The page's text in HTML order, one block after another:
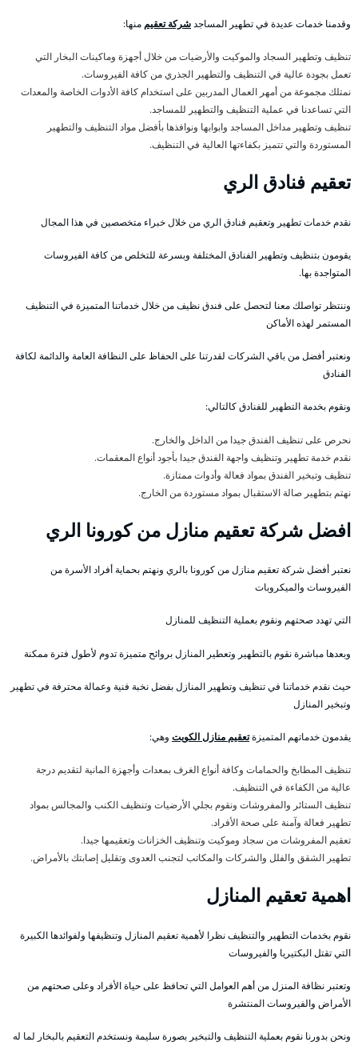
وقدمنا خدمات عديدة في تطهير المساجدشركة تعقيم منها:
تنظيف وتطهير السجاد والموكيت والأرضيات من خلال أجهزة وماكينات البخار التي
تعمل بجودة عالية في التنظيف والتطهير الجذري من كافة الفيروسات.
نمتلك مجموعة من أمهر العمال المدربين على استخدام كافة الأدوات الخاصة والمعدات
التي تساعدنا في عملية التنظيف والتطهير للمساجد.
تنظيف وتطهير مداخل المساجد وابوابها ونوافذها بأفضل مواد التنظيف والتطهير
المستوردة والتي تتميز بكفاءتها العالية في التنظيف.
تعقيم فنادق الري
نقدم خدمات تطهير وتعقيم فنادق الري من خلال خبراء متخصصين في هذا المجال
يقومون بتنظيف وتطهير الفنادق المختلفة وبسرعة للتخلص من كافة الفيروسات
المتواجدة بها.
وننتظر تواصلك معنا لتحصل على فندق نظيف من خلال خدماتنا المتميزة في التنظيف
المستمر لهذه الأماكن
ونعتبر أفضل من باقي الشركات لقدرتنا على الحفاظ على النظافة العامة والدائمة لكافة
الفنادق
ونقوم بخدمة التطهير للفنادق كالتالي:
نحرص على تنظيف الفندق جيدا من الداخل والخارج.
نقدم خدمة تطهير وتنظيف واجهة الفندق جيدا بأجود أنواع المعقمات.
تنظيف وتبخير الفندق بمواد فعالة وأدوات ممتازة.
نهتم بتطهير صالة الاستقبال بمواد مستوردة من الخارج.
افضل شركة تعقيم منازل من كورونا الري
نعتبر أفضل شركة تعقيم منازل من كورونا بالري ونهتم بحماية أفراد الأسرة من
الفيروسات والميكروبات
التي تهدد صحتهم ونقوم بعملية التنظيف للمنازل
وبعدها مباشرة نقوم بالتطهير وتعطير المنازل بروائح متميزة تدوم لأطول فترة ممكنة
حيث نقدم خدماتنا في تنظيف وتطهير المنازل بفضل نخبة فنية وعمالة محترفة في تطهير
وتبخير المنازل
يقدمون خدماتهم المتميزةتعقيم منازل الكويت وهي:
تنظيف المطابخ والحمامات وكافة أنواع الغرف بمعدات وأجهزة المانية لتقديم درجة
عالية من الكفاءة في التنظيف.
تنظيف الستائر والمفروشات ونقوم بجلي الأرضيات وتنظيف الكنب والمجالس بمواد
تطهير فعالة وآمنة على صحة الأفراد.
تعقيم المفروشات من سجاد وموكيت وتنظيف الخزانات وتعقيمها جيدا.
تطهير الشقق والفلل والشركات والمكاتب لتجنب العدوى وتقليل إصابتك بالأمراض.
اهمية تعقيم المنازل
نقوم بخدمات التطهير والتنظيف نظرا لأهمية تعقيم المنازل وتنظيفها ولفوائدها الكبيرة
التي تقتل البكتيريا والفيروسات
وتعتبر نظافة المنزل من أهم العوامل التي تحافظ على حياة الأفراد وعلى صحتهم من
الأمراض والفيروسات المنتشرة
ونحن بدورنا نقوم بعملية التنظيف والتبخير بصورة سليمة ونستخدم التعقيم بالبخار لما له